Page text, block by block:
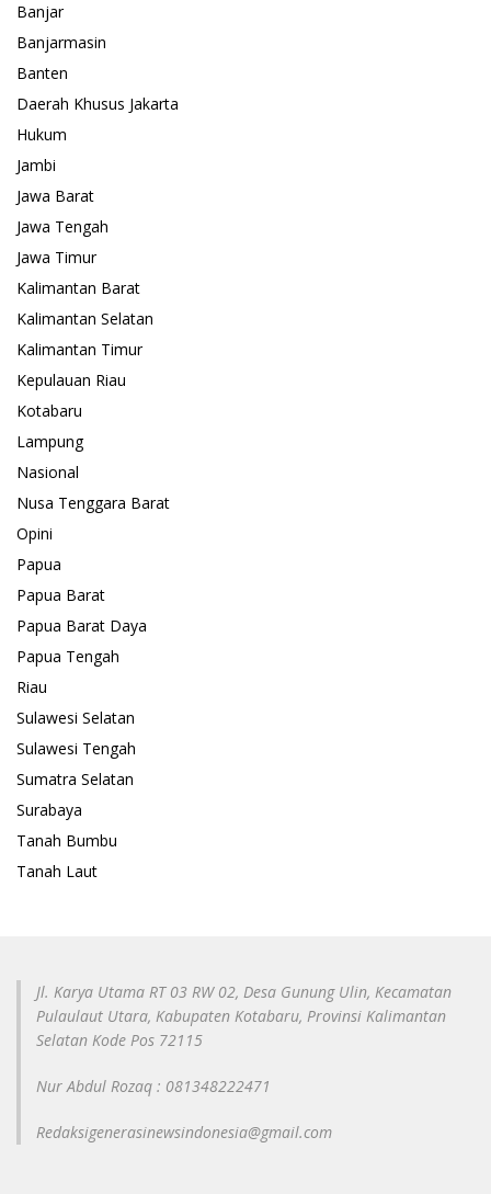
Banjar
Banjarmasin
Banten
Daerah Khusus Jakarta
Hukum
Jambi
Jawa Barat
Jawa Tengah
Jawa Timur
Kalimantan Barat
Kalimantan Selatan
Kalimantan Timur
Kepulauan Riau
Kotabaru
Lampung
Nasional
Nusa Tenggara Barat
Opini
Papua
Papua Barat
Papua Barat Daya
Papua Tengah
Riau
Sulawesi Selatan
Sulawesi Tengah
Sumatra Selatan
Surabaya
Tanah Bumbu
Tanah Laut
Jl. Karya Utama RT 03 RW 02, Desa Gunung Ulin, Kecamatan
Pulaulaut Utara, Kabupaten Kotabaru, Provinsi Kalimantan
Selatan Kode Pos 72115
Nur Abdul Rozaq : 081348222471
Redaksigenerasinewsindonesia@gmail.com